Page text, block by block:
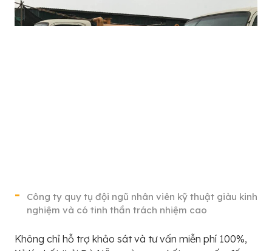
Công ty quy tụ đội ngũ nhân viên kỹ thuật giàu kinh
nghiệm và có tinh thần trách nhiệm cao
Không chỉ hỗ trợ khảo sát và tư vấn miễn phí 100%,